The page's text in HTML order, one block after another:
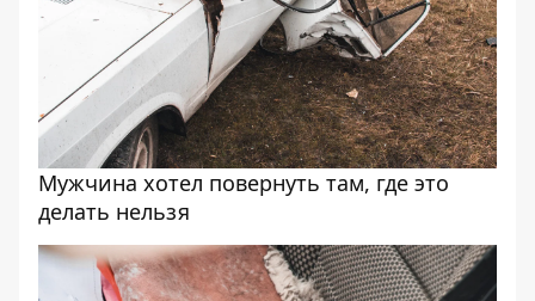
Мужчина хотел повернуть там, где это
делать нельзя